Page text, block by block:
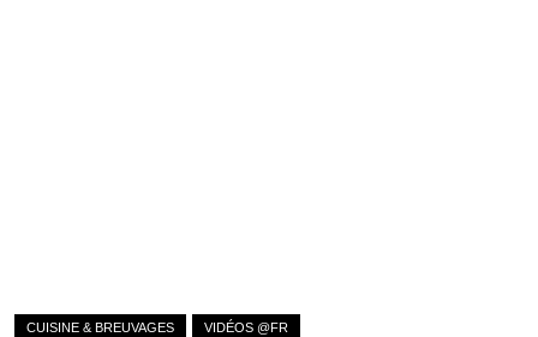
CUISINE & BREUVAGES VIDÉOS @FR